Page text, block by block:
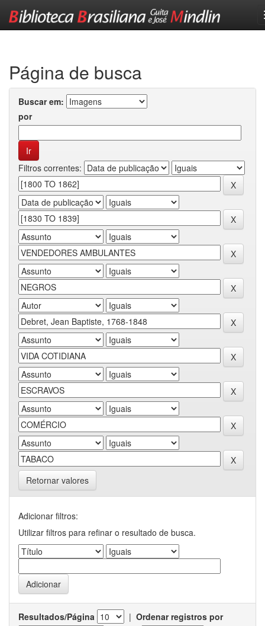
Página de busca
Buscar em:
por
Filtros correntes:
Retornar valores
Adicionar filtros:
Utilizar filtros para refinar o resultado de busca.
Resultados/Página | Ordenar registros por